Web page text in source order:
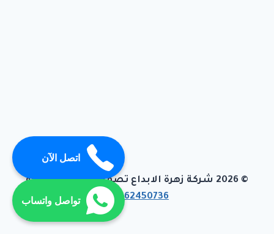
© 2026 شركة زهرة الابداع تصميم وبرمجة تيفاجو
01062450736
اتصل الآن
تواصل واتساب